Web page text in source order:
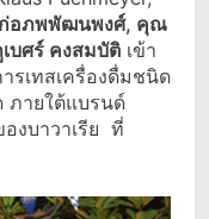
อภพพัฒนพงศ์, คุณ
บศร์ คงสมบัติ เข้า
รเทสเครื่องดื่มชนิด
ภายใต้แบรนด์
งบาวาเรีย ที่